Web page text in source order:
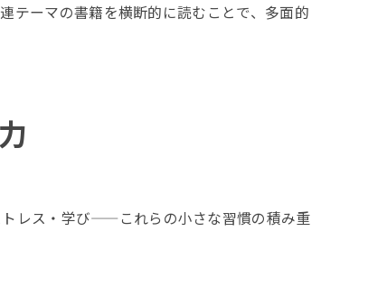
テーマの書籍を横断的に読むことで、多面的
トレス・学び——これらの小さな習慣の積み重